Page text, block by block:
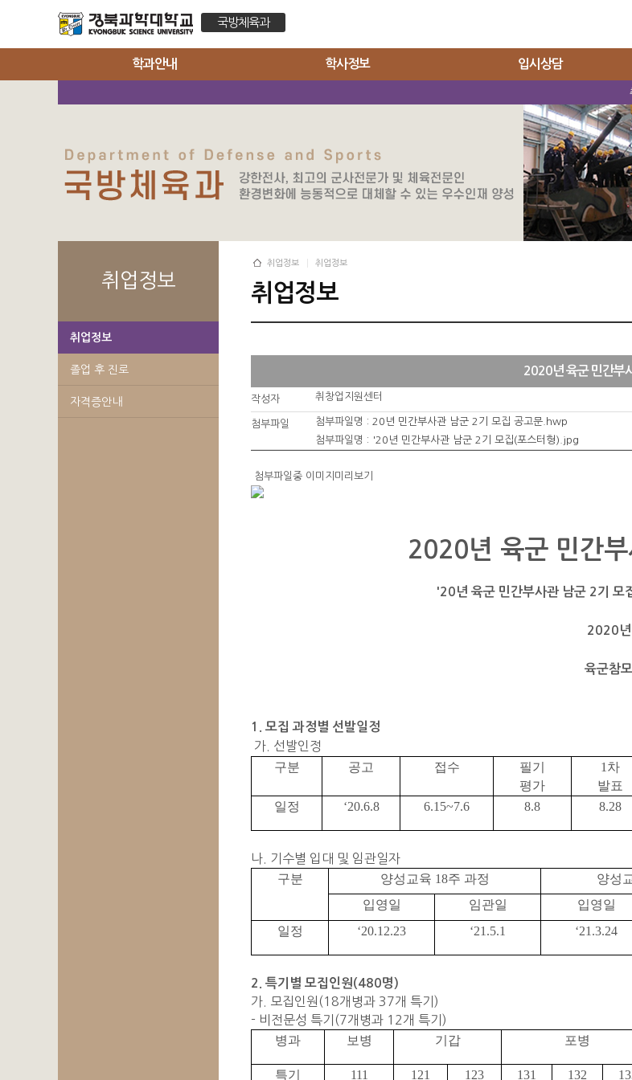
국방체육과
학과안내 학사정보 입시상담
취업정보
취업정보
졸업 후 진로
자격증안내
취업정보 취업정보
취업정보
2020년 육군 민간부
작성자 취창업지원센터
첨부파일 첨부파일명 : 20년 민간부사관 남군 2기 모집 공고문.hwp
첨부파일명 : '20년 민간부사관 남군 2기 모집(포스터형).jpg
첨부파일중 이미지미리보기
2020년 육군 민간
'20년 육군 민간부사관 남군 2기 모
2020
육군참
1. 모집 과정별 선발일정
가. 선발인정
구분 공고 접수
필기
평가
1 차
발표
일정
‘20.6.8 6.15~7.6 8.8 8.28
나. 기수별 입대 및 임관일자
구분 양성교육 18주 과정 양성
입영일
임관일 입영일
일정
‘20.12.23 ‘21.5.1 ‘21.3.24
2. 특기별 모집인원(480명)
가. 모집인원(18개병과 37개 특기)
- 비전문성 특기(7개병과 12개 특기)
병과 보병 기갑 포병
특기 111 121 123 131 132